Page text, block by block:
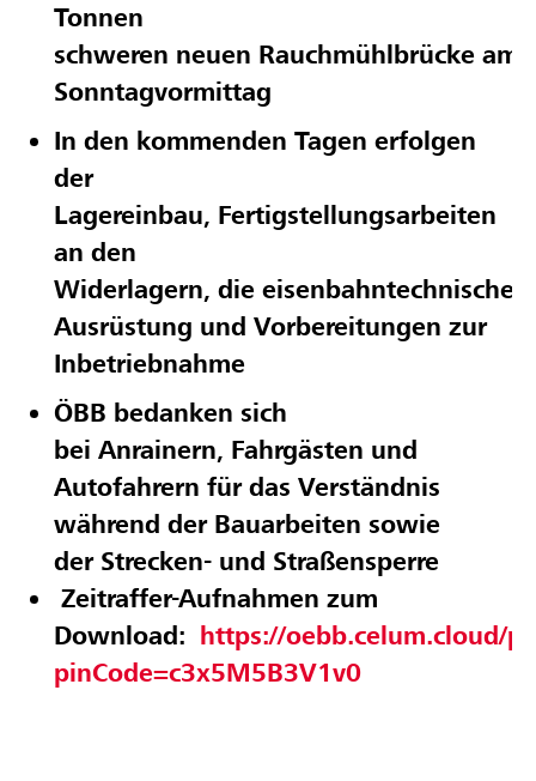
Tonnen
schweren neuen Rauchmühlbrücke am
Sonntagvormittag
In den kommenden Tagen erfolgen
der
Lagereinbau, Fertigstellungsarbeiten
an den
Widerlagern, die eisenbahntechnische
Ausrüstung und Vorbereitungen zur
Inbetriebnahme
ÖBB bedanken sich
bei Anrainern, Fahrgästen und
Autofahrern für das Verständnis
während der Bauarbeiten sowie
der Strecken- und Straßensperre
Zeitraffer-Aufnahmen zum
Download: https://oebb.celum.cloud/
pinCode=c3x5M5B3V1v0